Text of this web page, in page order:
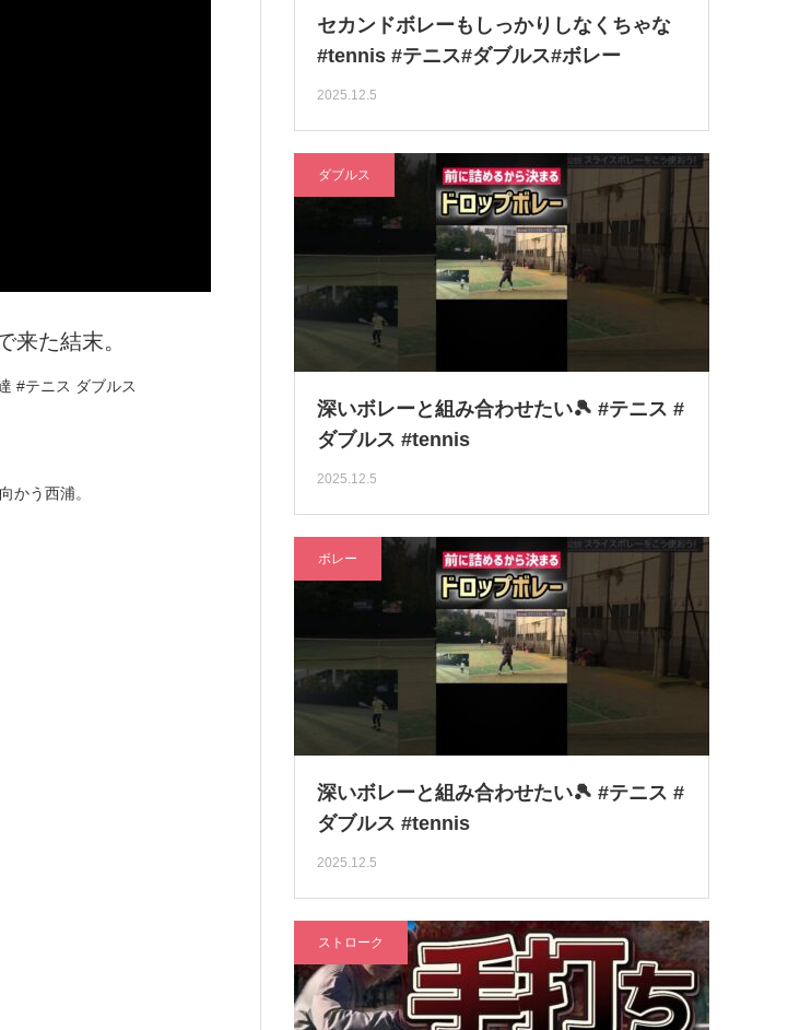
来た結末。
テニス ダブルス
かう西浦。
セカンドボレーもしっかりしなくちゃな
#tennis #テニス#ダブルス#ボレー
2025.12.5
ダブルス
深いボレーと組み合わせたい🎾 #テニス #
ダブルス #tennis
2025.12.5
ボレー
深いボレーと組み合わせたい🎾 #テニス #
ダブルス #tennis
2025.12.5
ストローク